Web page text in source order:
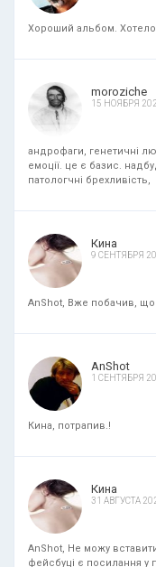
Хороший альбом.
moroziche
15 НОЯБРЯ
андрофаги, генетичні
емоції. це є базис.
патологчні брехливість,
Кина
9 СЕНТЯБРЯ
AnShot, Вже побачив, що
AnShot
1 СЕНТЯБРЯ
Кина, потрапив.!
Кина
31 АВГУСТА
AnShot, Не можу
фейсбуці є посилання у